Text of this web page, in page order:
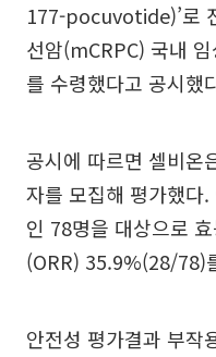
177-pocuvotide)’로
선암(mCRPC) 국내
를 수령했다고 공시했
공시에 따르면 셀비온
자를 모집해 평가했다
인 78명을 대상으로
(ORR) 35.9%(28/78)
안전성 평가결과 부